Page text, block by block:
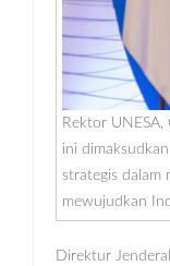
Rektor
ini
strategis dalam
mewujudkan
Direktur